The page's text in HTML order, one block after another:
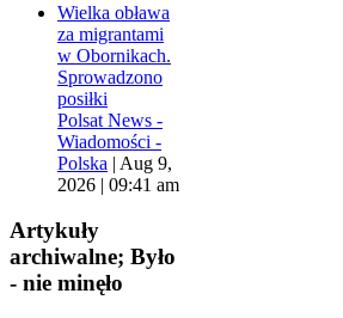
Wielka obława
za migrantami
w Obornikach.
Sprowadzono
posiłki
Polsat News -
Wiadomości -
Polska | Aug 9,
2026 | 09:41 am
Artykuły
archiwalne; Było
- nie minęło